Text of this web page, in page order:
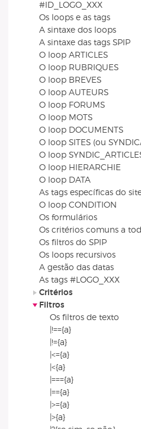
#ID_LOGO_XXX
Os loops e as tags
A sintaxe dos loops
A sintaxe das tags SPIP
O loop ARTICLES
O loop RUBRIQUES
O loop BREVES
O loop AUTEURS
O loop FORUMS
O loop MOTS
O loop DOCUMENTS
O loop SITES (ou
O loop
O loop HIERARCHIE
O loop DATA
As tags específicas do
O loop CONDITION
Os formulários
Os critérios comuns a
Os filtros do SPIP
Os loops recursivos
A gestão das datas
As tags #LOGO_XXX
Critérios
Filtros
Os filtros de texto
|!=={a}
|!={a}
|<={a}
|<{a}
|==={a}
|=={a}
|>={a}
|>{a}